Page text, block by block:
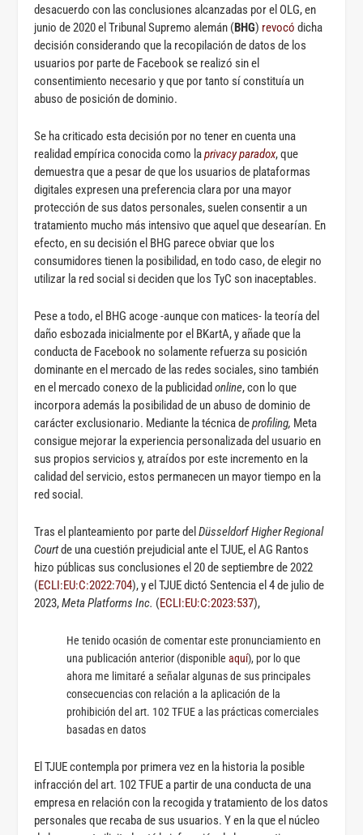
desacuerdo con las conclusiones alcanzadas por el OLG, en
junio de 2020 el Tribunal Supremo alemán (BHG) revocó dicha
decisión considerando que la recopilación de datos de los
usuarios por parte de Facebook se realizó sin el
consentimiento necesario y que por tanto sí constituía un
abuso de posición de dominio.
Se ha criticado esta decisión por no tener en cuenta una
realidad empírica conocida como laprivacy paradox, que
demuestra que a pesar de que los usuarios de plataformas
digitales expresen una preferencia clara por una mayor
protección de sus datos personales, suelen consentir a un
tratamiento mucho más intensivo que aquel que desearían. En
efecto, en su decisión el BHG parece obviar que los
consumidores tienen la posibilidad, en todo caso, de elegir no
utilizar la red social si deciden que los TyC son inaceptables.
Pese a todo, el BHG acoge -aunque con matices- la teoría del
daño esbozada inicialmente por el BKartA, y añade que la
conducta de Facebook no solamente refuerza su posición
dominante en el mercado de las redes sociales, sino también
en el mercado conexo de la publicidadonline, con lo que
incorpora además la posibilidad de un abuso de dominio de
carácter exclusionario. Mediante la técnica deprofiling, Meta
consigue mejorar la experiencia personalizada del usuario en
sus propios servicios y, atraídos por este incremento en la
calidad del servicio, estos permanecen un mayor tiempo en la
red social.
Tras el planteamiento por parte delDüsseldorf Higher Regional
Courtde una cuestión prejudicial ante el TJUE, el AG Rantos
hizo públicas sus conclusiones el 20 de septiembre de 2022
(ECLI:EU:C:2022:704), y el TJUE dictó Sentencia el 4 de julio de
2023,Meta Platforms Inc. (ECLI:EU:C:2023:537),
He tenido ocasión de comentar este pronunciamiento en
una publicación anterior (disponibleaquí), por lo que
ahora me limitaré a señalar algunas de sus principales
consecuencias con relación a la aplicación de la
prohibición del art. 102 TFUE a las prácticas comerciales
basadas en datos
El TJUE contempla por primera vez en la historia la posible
infracción del art. 102 TFUE a partir de una conducta de una
empresa en relación con la recogida y tratamiento de los datos
personales que recaba de sus usuarios. Y en la que el núcleo